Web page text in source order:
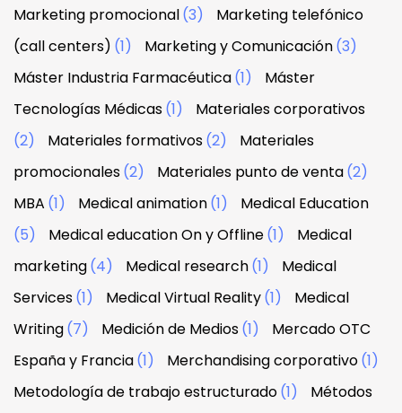
Marketing promocional(3)
Marketing telefónico
(call centers) (1) Marketing y Comunicación(3)
Máster Industria Farmacéutica(1)
Máster
Tecnologías Médicas(1)
Materiales corporativos
(2)
Materiales formativos(2)
Materiales
promocionales(2) Materiales punto de venta(2)
MBA (1) Medical animation(1)
Medical Education
(5)
Medical education On y Offline(1)
Medical
marketing(4) Medical research(1)
Medical
Services(1) Medical Virtual Reality(1)
Medical
Writing(7) Medición de Medios(1)
Mercado OTC
España y Francia(1) Merchandising corporativo(1)
Metodología de trabajo estructurado(1)
Métodos